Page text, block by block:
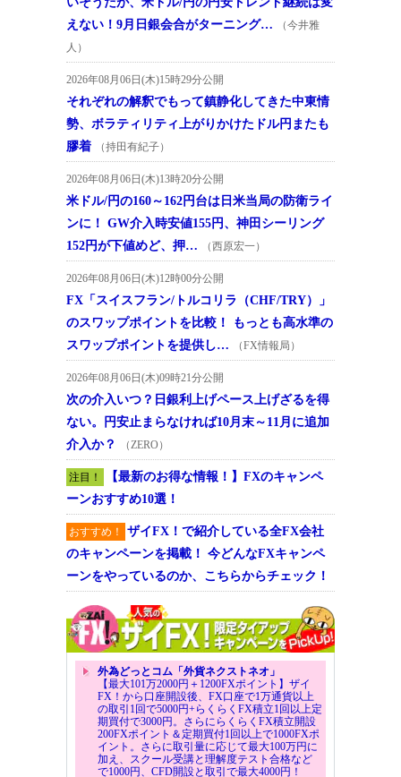
えない！9月日銀会合がターニング…
（今井雅
人）
2026年08月06日(木)15時29分公開
それぞれの解釈でもって鎮静化してきた中東情
勢、ボラティリティ上がりかけたドル円またも
膠着
（持田有紀子）
2026年08月06日(木)13時20分公開
米ドル/円の160～162円台は日米当局の防衛ライ
ンに！ GW介入時安値155円、神田シーリング
152円が下値めど、押…
（西原宏一）
2026年08月06日(木)12時00分公開
FX「スイスフラン/トルコリラ（CHF/TRY）」
のスワップポイントを比較！ もっとも高水準の
スワップポイントを提供し…
（FX情報局）
2026年08月06日(木)09時21分公開
次の介入いつ？日銀利上げペース上げざるを得
ない。円安止まらなければ10月末～11月に追加
介入か？
（ZERO）
注目！
【最新のお得な情報！】FXのキャンペ
ーンおすすめ10選！
おすすめ！
ザイFX！で紹介している全FX会社
のキャンペーンを掲載！ 今どんなFXキャンペ
ーンをやっているのか、こちらからチェック！
外為どっとコム「外貨ネクストネオ」
【最大101万2000円＋1200FXポイント】ザイ
FX！から口座開設後、FX口座で1万通貨以上
の取引1回で5000円+らくらくFX積立1回以上定
期買付で3000円。さらにらくらくFX積立開設
200FXポイント＆定期買付1回以上で1000FXポ
イント。さらに取引量に応じて最大100万円に
加え、スクール受講と理解度テスト合格など
で1000円、CFD開設と取引で最大4000円！